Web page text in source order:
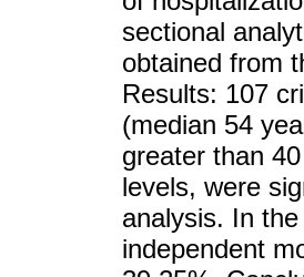
sectional
obtained from
Results: 107
(median 54
greater than
levels, were
analysis. In
independent